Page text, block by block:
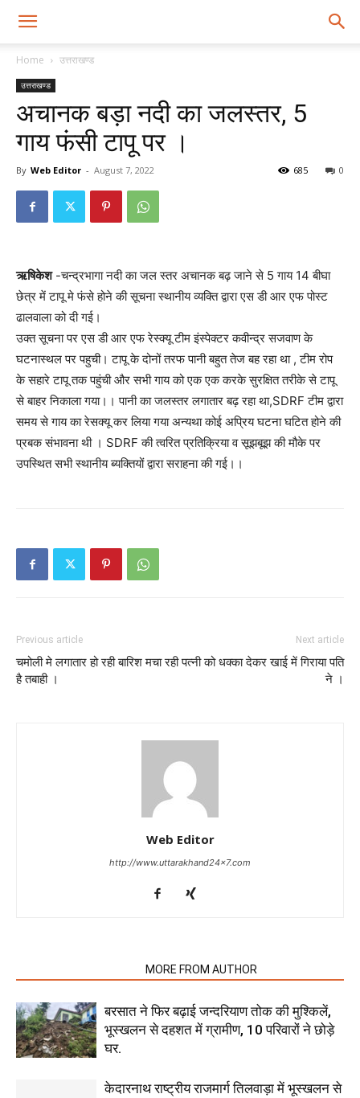
Home उत्तराखण्ड
उत्तराखण्ड
अचानक बड़ा नदी का जलस्तर, 5
गाय फंसी टापू पर ।
By Web Editor - August 7, 2022 0
685
ऋषिकेश-चन्द्रभागा नदी का जल स्तर अचानक बढ़ जाने से 5 गाय 14 बीघा
छेत्र में टापू मे फंसे होने की सूचना स्थानीय व्यक्ति द्वारा एस डी आर एफ पोस्ट
ढालवाला को दी गई।
उक्त सूचना पर एस डी आर एफ रेस्क्यू टीम इंस्पेक्टर कवीन्द्र सजवाण के
घटनास्थल पर पहुची। टापू के दोनों तरफ पानी बहुत तेज बह रहा था , टीम रोप
के सहारे टापू तक पहुंची और सभी गाय को एक एक करके सुरक्षित तरीके से टापू
से बाहर निकाला गया।। पानी का जलस्तर लगातार बढ़ रहा था,SDRF टीम द्वारा
समय से गाय का रेसक्यू कर लिया गया अन्यथा कोई अप्रिय घटना घटित होने की
प्रबक संभावना थी । SDRF की त्वरित प्रतिक्रिया व सूझबूझ की मौके पर
उपस्थित सभी स्थानीय ब्यक्तियों द्वारा सराहना की गई।।
Previous article
चमोली मे लगातार हो रही बारिश मचा रही
है तबाही ।
Next article
पत्नी को धक्का देकर खाई में गिराया पति
ने ।
Web Editor
http://www.uttarakhand24x7.com
MORE FROM AUTHOR
बरसात ने फिर बढ़ाई जन्दरियाण तोक की मुश्किलें,
भूस्खलन से दहशत में ग्रामीण, 10 परिवारों ने छोड़े
घर.
केदारनाथ राष्ट्रीय राजमार्ग तिलवाड़ा में भूस्खलन से